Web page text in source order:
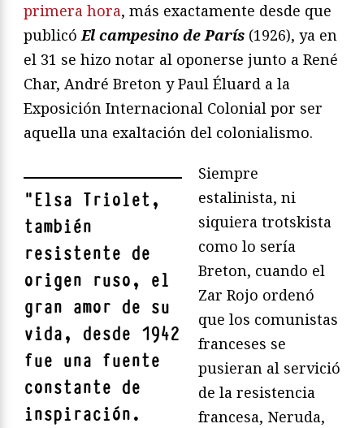
primera hora, más exactamente desde que
publicóEl campesino de París (1926), ya en
el 31 se hizo notar al oponerse junto a René
Char, André Breton y Paul Éluard a la
Exposición Internacional Colonial por ser
aquella una exaltación del colonialismo.
"Elsa Triolet,
también
resistente de
origen ruso, el
gran amor de su
vida, desde 1942
fue una fuente
constante de
inspiración.
Siempre
estalinista, ni
siquiera trotskista
como lo sería
Breton, cuando el
Zar Rojo ordenó
que los comunistas
franceses se
pusieran al servició
de la resistencia
francesa, Neruda,